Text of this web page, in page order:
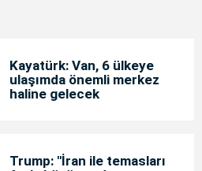
Kayatürk: Van, 6 ülkeye
ulaşımda önemli merkez
haline gelecek
Trump: "İran ile temasları